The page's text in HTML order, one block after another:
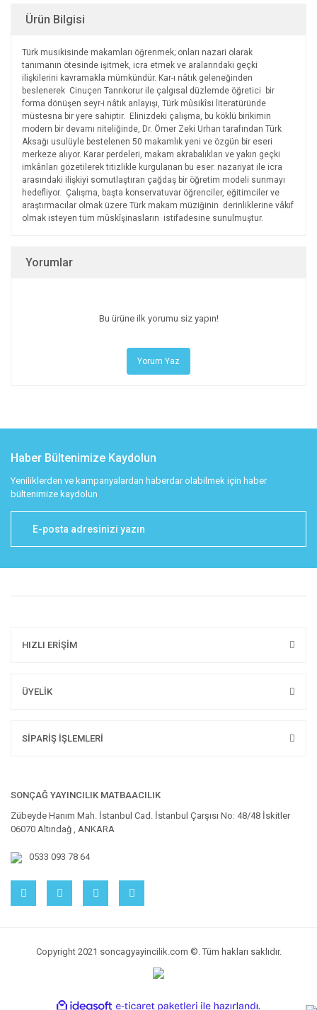
Ürün Bilgisi
Türk musikisinde makamları öğrenmek; onları nazari olarak
tanımanın ötesinde işitmek, icra etmek ve aralarındaki geçki
ilişkilerini kavramakla mümkündür. Kar-ı nâtık geleneğinden
beslenerek Cinuçen Tanrıkorur ile çalgısal düzlemde öğretici bir
forma dönüşen seyr-i nâtık anlayışı, Türk mûsikîsi literatüründe
müstesna bir yere sahiptir. Elinizdeki çalışma, bu köklü birikimin
modern bir devamı niteliğinde, Dr. Ömer Zeki Urhan tarafından Türk
Aksağı usulüyle bestelenen 50 makamlık yeni ve özgün bir eseri
merkeze alıyor. Karar perdeleri, makam akrabalıkları ve yakın geçki
imkânları gözetilerek titizlikle kurgulanan bu eser. nazariyat ile icra
arasındaki ilişkiyi somutlaştıran çağdaş bir öğretim modeli sunmayı
hedefliyor. Çalışma, başta konservatuvar öğrenciler, eğitimciler ve
araştırmacılar olmak üzere Türk makam müziğinin derinliklerine vâkıf
olmak isteyen tüm mûskîşinasların istifadesine sunulmuştur.
Yorumlar
Bu ürüne ilk yorumu siz yapın!
Yorum Yaz
Haber Bültenimize Kaydolun
Yeniliklerden ve kampanyalardan haberdar olabilmek için haber
bültenimize kaydolun
HIZLI ERİŞİM
ÜYELİK
SİPARİŞ İŞLEMLERİ
SONÇAĞ YAYINCILIK MATBAACILIK
Zübeyde Hanım Mah. İstanbul Cad. İstanbul Çarşısı No: 48/48 İskitler
06070 Altındağ , ANKARA
0533 093 78 64
Copyright 2021 soncagyayincilik.com ©. Tüm hakları saklıdır.
ideasoft e-